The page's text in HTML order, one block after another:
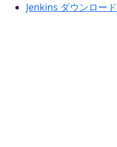
Jenkins ダウンロード